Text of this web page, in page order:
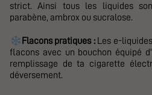
strict. Ainsi tous les liquides
parabène, ambrox ou sucralose.
❄️ Flacons pratiques :
Les e-
flacons avec un bouchon équipé
remplissage de ta cigarette
déversement.